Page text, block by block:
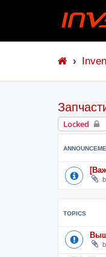
Locked
TOPICS